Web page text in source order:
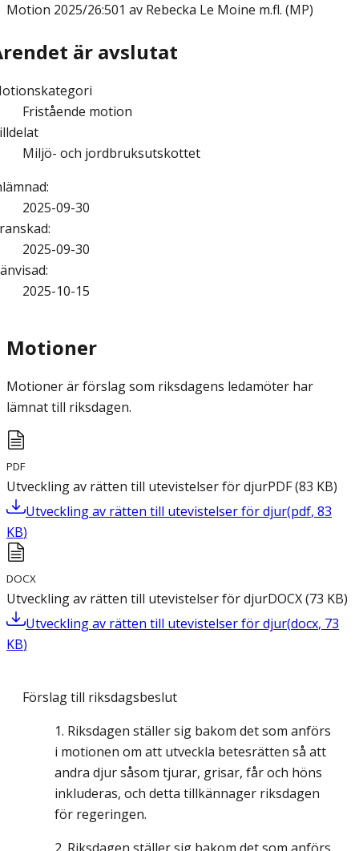
Motion 2025/26:501 av Rebecka Le Moine m.fl. (MP)
är avslutat
Fristående motion
Miljö- och jordbruksutskottet
:
2025-09-30
:
2025-09-30
:
2025-10-15
Motioner
Motioner är förslag som riksdagens ledamöter har
lämnat till riksdagen.
PDF
Utveckling av rätten till utevistelser för djurPDF(83 KB)
Utveckling av rätten till utevistelser för djur(pdf, 83
KB)
DOCX
Utveckling av rätten till utevistelser för djurDOCX(73 KB)
Utveckling av rätten till utevistelser för djur(docx, 73
KB)
Förslag till riksdagsbeslut
Riksdagen ställer sig bakom det som anförs
i motionen om att utveckla betesrätten så att
andra djur såsom tjurar, grisar, får och höns
inkluderas, och detta tillkännager riksdagen
för regeringen.